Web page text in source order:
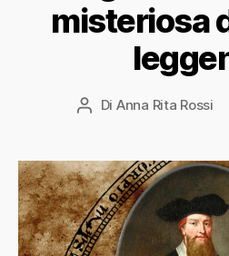
misteriosa
Autore
Di Anna Rita Rossi